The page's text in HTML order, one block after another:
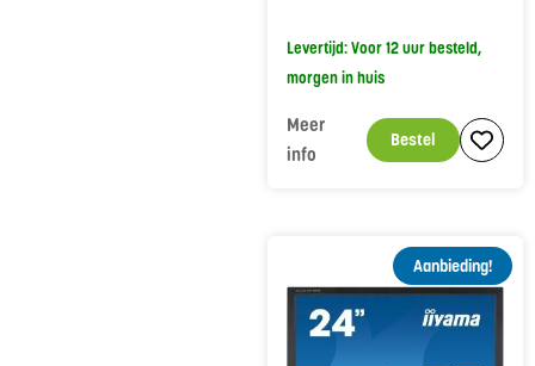
Levertijd: Voor 12 uur besteld,
morgen in huis
Bestel
Meer
info
Aanbieding!